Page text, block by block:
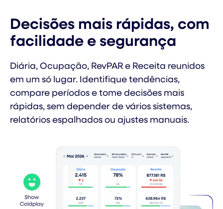
Decisões mais rápidas, com
facilidade e segurança
Diária, Ocupação, RevPAR e Receita reunidos
em um só lugar. Identifique tendências,
compare períodos e tome decisões mais
rápidas, sem depender de vários sistemas,
relatórios espalhados ou ajustes manuais.